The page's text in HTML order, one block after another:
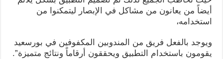
أيضاً من يعانون من مشاكل في الإبصار ليتمكنوا من
استخدامه،
ويوجد بالفعل فريق من المندوبين المكفوفين في بورسعيد
يقومون باستخدام التطبيق ويحققون أرقاماً ونتائج متميزة”.